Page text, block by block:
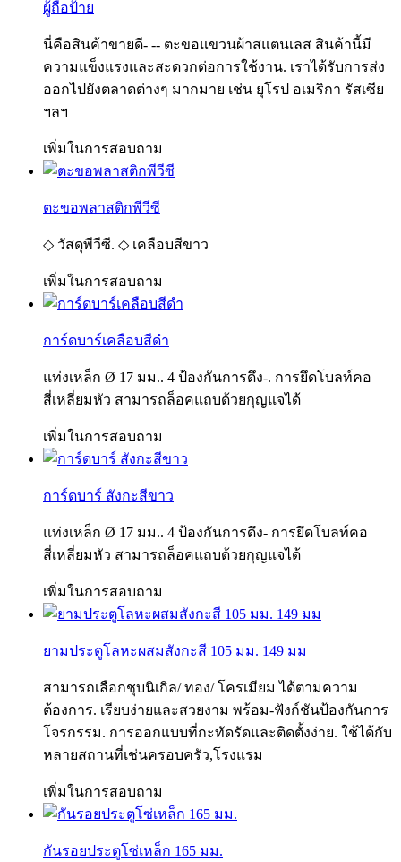
ผู้ถือป้าย
นี่คือสินค้าขายดี- -- ตะขอแขวนผ้าสแตนเลส สินค้านี้มี
ความแข็งแรงและสะดวกต่อการใช้งาน. เราได้รับการส่ง
ออกไปยังตลาดต่างๆ มากมาย เช่น ยุโรป อเมริกา รัสเซีย
ฯลฯ
เพิ่มในการสอบถาม
ตะขอพลาสติกพีวีซี
◇ วัสดุพีวีซี. ◇ เคลือบสีขาว
เพิ่มในการสอบถาม
การ์ดบาร์เคลือบสีดำ
แท่งเหล็ก Ø 17 มม.. 4 ป้องกันการดึง-. การยึดโบลท์คอ
สี่เหลี่ยมหัว สามารถล็อคแถบด้วยกุญแจได้
เพิ่มในการสอบถาม
การ์ดบาร์ สังกะสีขาว
แท่งเหล็ก Ø 17 มม.. 4 ป้องกันการดึง- การยึดโบลท์คอ
สี่เหลี่ยมหัว สามารถล็อคแถบด้วยกุญแจได้
เพิ่มในการสอบถาม
ยามประตูโลหะผสมสังกะสี 105 มม. 149 มม
สามารถเลือกชุบนิเกิล/ ทอง/ โครเมียม ได้ตามความ
ต้องการ. เรียบง่ายและสวยงาม พร้อม-ฟังก์ชันป้องกันการ
โจรกรรม. การออกแบบที่กะทัดรัดและติดตั้งง่าย. ใช้ได้กับ
หลายสถานที่เช่นครอบครัว,โรงแรม
เพิ่มในการสอบถาม
กันรอยประตูโซ่เหล็ก 165 มม.